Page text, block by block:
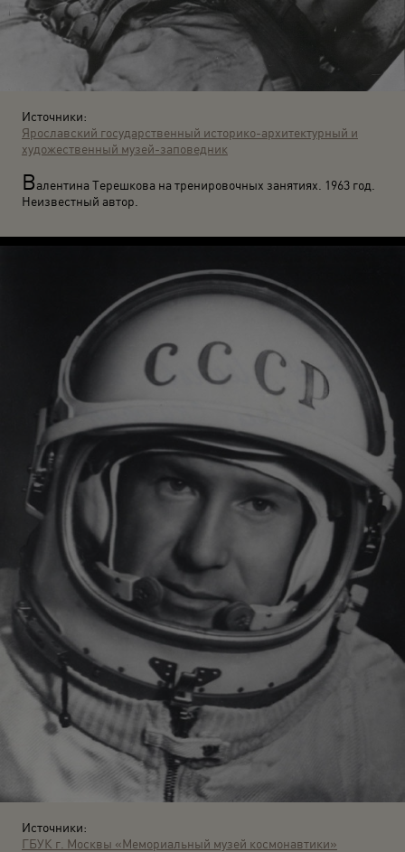
Источники:
Ярославский государственный историко-архитектурный и
художественный музей-заповедник
Валентина Терешкова на тренировочных занятиях. 1963 год.
Неизвестный автор.
Источники:
ГБУК г. Москвы «Мемориальный музей космонавтики»